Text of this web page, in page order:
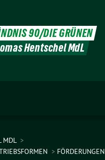
90/DIE GRÜNEN
Hentschel MdL
MDL
FÖRDERUNGEN